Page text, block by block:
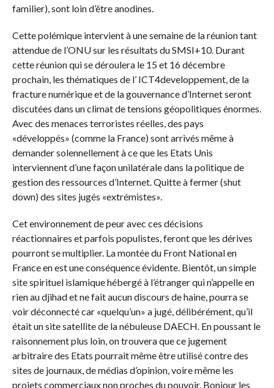
familier), sont loin d’être anodines.
Cette polémique intervient à une semaine de la réunion tant
attendue de l’ONU sur les résultats du SMSI+10. Durant
cette réunion qui se déroulera le 15 et 16 décembre
prochain, les thématiques de l’ ICT4developpement, de la
fracture numérique et de la gouvernance d’Internet seront
discutées dans un climat de tensions géopolitiques énormes.
Avec des menaces terroristes réelles, des pays
«développés» (comme la France) sont arrivés même à
demander solennellement à ce que les Etats Unis
interviennent d’une façon unilatérale dans la politique de
gestion des ressources d’Internet. Quitte à fermer (shut
down) des sites jugés «extrémistes».
Cet environnement de peur avec ces décisions
réactionnaires et parfois populistes, feront que les dérives
pourront se multiplier. La montée du Front National en
France en est une conséquence évidente. Bientôt, un simple
site spirituel islamique hébergé à l’étranger qui n’appelle en
rien au djihad et ne fait aucun discours de haine, pourra se
voir déconnecté car «quelqu’un» a jugé, délibérément, qu’il
était un site satellite de la nébuleuse DAECH. En poussant le
raisonnement plus loin, on trouvera que ce jugement
arbitraire des Etats pourrait même être utilisé contre des
sites de journaux, de médias d’opinion, voire même les
projets commerciaux non proches du pouvoir. Bonjour les